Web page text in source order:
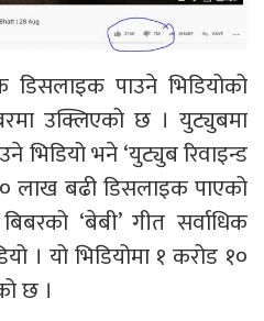
डिसलाइक पाउने भिडियोको
उक्लिएको छ । युट्युबमा
भिडियो भने ‘युट्युब रिवाइन्ड
लाख बढी डिसलाइक पाएको
‘बेबी’ गीत सर्वाधिक
। यो भिडियोमा १ करोड १०
छ ।